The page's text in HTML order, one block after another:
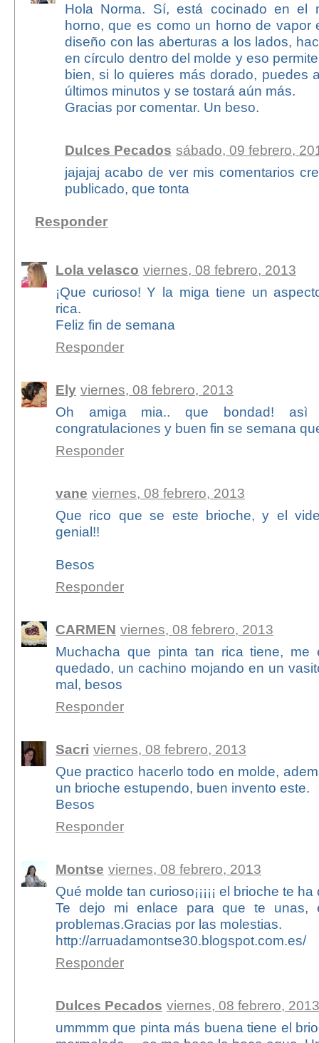
Hola Norma. Sí, está cocinado en el
horno, que es como un horno de vapor
diseño con las aberturas a los lados,
en círculo dentro del molde y eso
bien, si lo quieres más dorado, puedes
últimos minutos y se tostará aún más.
Gracias por comentar. Un beso.
Dulces Pecados sábado, 09 febrero,
jajajaj acabo de ver mis comentarios
publicado, que tonta
Responder
Lola velasco viernes, 08 febrero, 2013
¡Que curioso! Y la miga tiene un
rica.
Feliz fin de semana
Responder
Ely viernes, 08 febrero, 2013
Oh amiga mia.. que bondad! asì
congratulaciones y buen fin se semana
Responder
vane viernes, 08 febrero, 2013
Que rico que se este brioche, y el
genial!!
Besos
Responder
CARMEN viernes, 08 febrero, 2013
Muchacha que pinta tan rica tiene, me
quedado, un cachino mojando en un
mal, besos
Responder
Sacri viernes, 08 febrero, 2013
Que practico hacerlo todo en molde,
un brioche estupendo, buen invento este.
Besos
Responder
Montse viernes, 08 febrero, 2013
Qué molde tan curioso¡¡¡¡¡ el brioche te
Te dejo mi enlace para que te unas,
problemas.Gracias por las molestias.
http://arruadamontse30.blogspot.com.es/
Responder
Dulces Pecados viernes, 08 febrero, 2013
ummmm que pinta más buena tiene el